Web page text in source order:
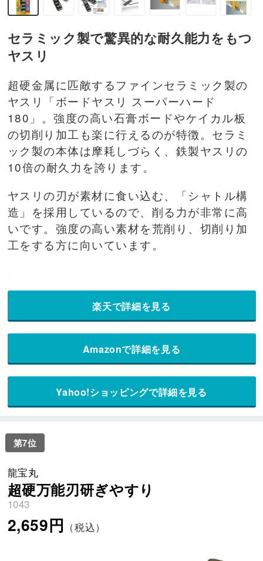
セラミック製で驚異的な耐久能力をもつ
ヤスリ
超硬金属に匹敵するファインセラミック製の
ヤスリ「ボードヤスリ スーパーハード
180」。強度の高い石膏ボードやケイカル板
の切削り加工も楽に行えるのが特徴。セラミ
ック製の本体は摩耗しづらく、鉄製ヤスリの
10倍の耐久力を誇ります。
ヤスリの刃が素材に食い込む、「シャトル構
造」を採用しているので、削る力が非常に高
いです。強度の高い素材を荒削り、切削り加
工をする方に向いています。
楽天で詳細を見る
Amazonで詳細を見る
Yahoo!ショッピングで詳細を見る
第7位
龍宝丸
超硬万能刃研ぎやすり
1043
2,659円 （税込）